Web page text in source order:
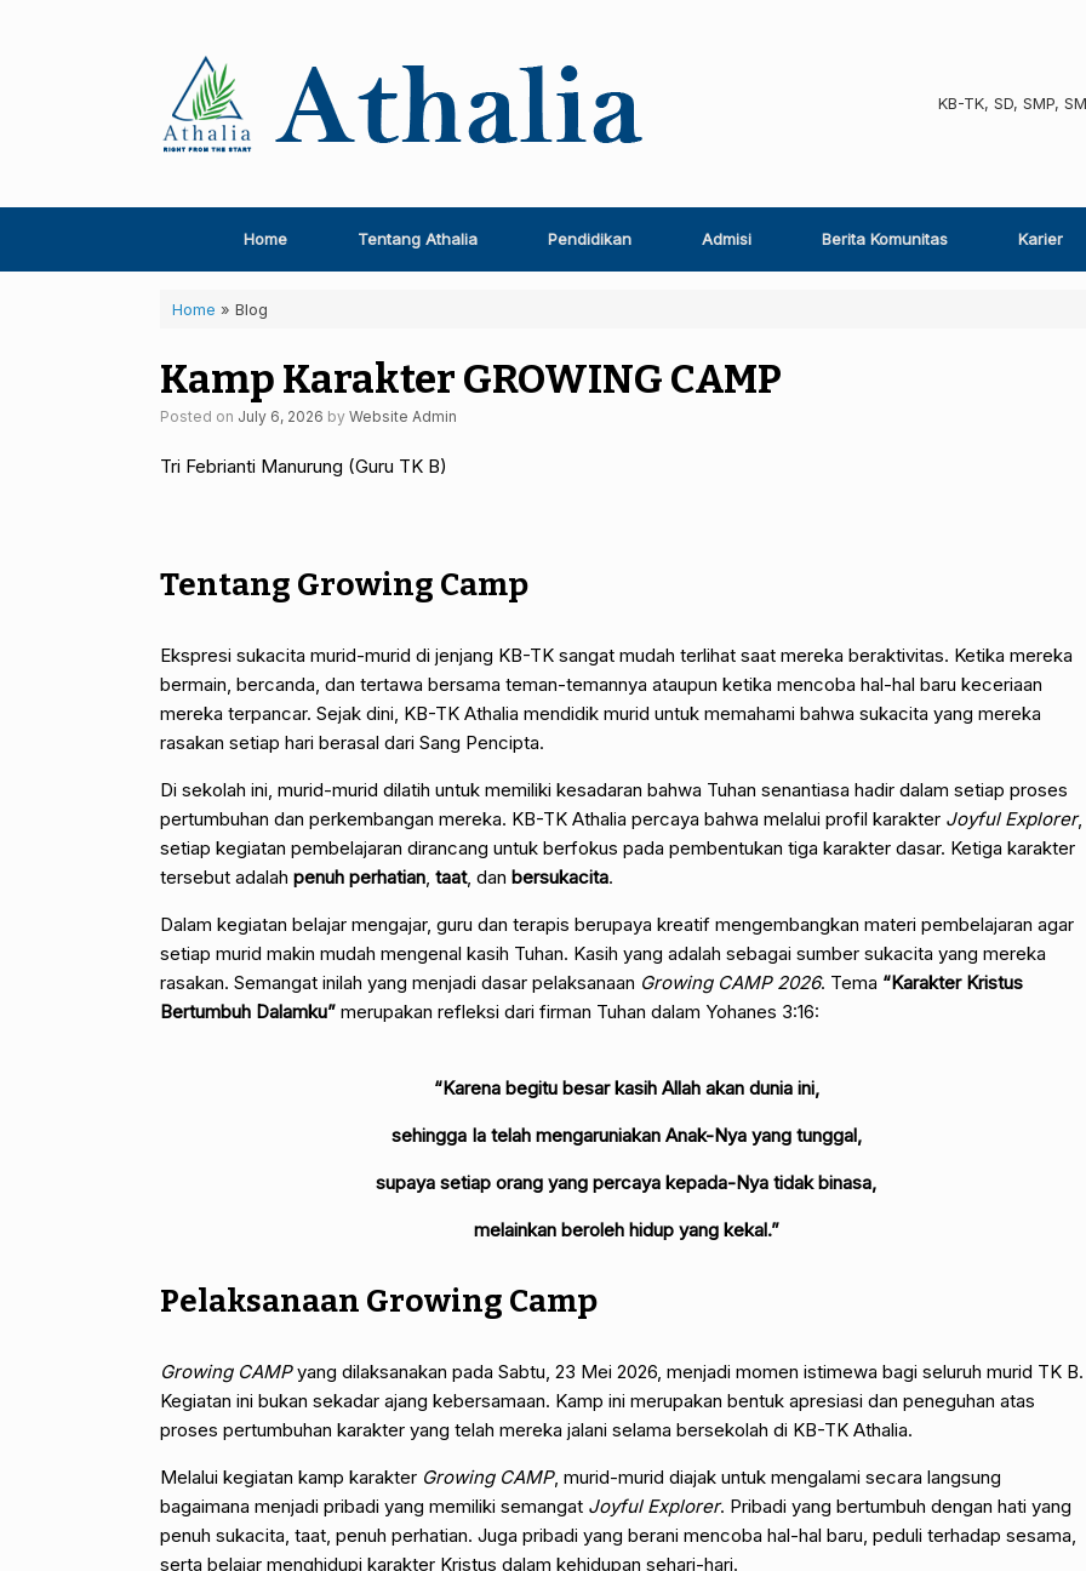
KB-TK, SD, SMP,
Home Tentang Athalia Pendidikan Admisi Berita Komunitas Karier
Home » Blog
Kamp Karakter GROWING CAMP
Posted on July 6, 2026 by Website Admin
Tri Febrianti Manurung (Guru TK B)
Tentang Growing Camp
Ekspresi sukacita murid-murid di jenjang KB-TK sangat mudah terlihat saat mereka beraktivitas. Ketika mereka
bermain, bercanda, dan tertawa bersama teman-temannya ataupun ketika mencoba hal-hal baru keceriaan
mereka terpancar. Sejak dini, KB-TK Athalia mendidik murid untuk memahami bahwa sukacita yang mereka
rasakan setiap hari berasal dari Sang Pencipta.
Di sekolah ini, murid-murid dilatih untuk memiliki kesadaran bahwa Tuhan senantiasa hadir dalam setiap proses
pertumbuhan dan perkembangan mereka. KB-TK Athalia percaya bahwa melalui profil karakter Joyful Explorer,
setiap kegiatan pembelajaran dirancang untuk berfokus pada pembentukan tiga karakter dasar. Ketiga karakter
tersebut adalah penuh perhatian, taat, dan bersukacita.
Dalam kegiatan belajar mengajar, guru dan terapis berupaya kreatif mengembangkan materi pembelajaran agar
setiap murid makin mudah mengenal kasih Tuhan. Kasih yang adalah sebagai sumber sukacita yang mereka
rasakan. Semangat inilah yang menjadi dasar pelaksanaan Growing CAMP 2026. Tema “Karakter Kristus
Bertumbuh Dalamku” merupakan refleksi dari firman Tuhan dalam Yohanes 3:16:
“Karena begitu besar kasih Allah akan dunia ini,
sehingga Ia telah mengaruniakan Anak-Nya yang tunggal,
supaya setiap orang yang percaya kepada-Nya tidak binasa,
melainkan beroleh hidup yang kekal.”
Pelaksanaan Growing Camp
Growing CAMPyang dilaksanakan pada Sabtu, 23 Mei 2026, menjadi momen istimewa bagi seluruh murid TK B.
Kegiatan ini bukan sekadar ajang kebersamaan. Kamp ini merupakan bentuk apresiasi dan peneguhan atas
proses pertumbuhan karakter yang telah mereka jalani selama bersekolah di KB-TK Athalia.
Melalui kegiatan kamp karakter Growing CAMP, murid-murid diajak untuk mengalami secara langsung
bagaimana menjadi pribadi yang memiliki semangat Joyful Explorer. Pribadi yang bertumbuh dengan hati yang
penuh sukacita, taat, penuh perhatian. Juga pribadi yang berani mencoba hal-hal baru, peduli terhadap sesama,
serta belajar menghidupi karakter Kristus dalam kehidupan sehari-hari.